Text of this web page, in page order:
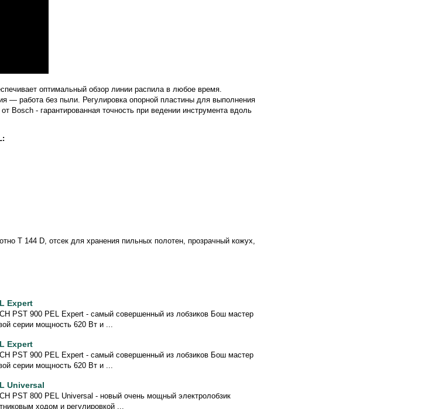
оптимальный обзор линии распила в любое время.
— работа без пыли. Регулировка опорной пластины для выполнения
Bosch - гарантированная точность при ведении инструмента вдоль
T 144 D, отсек для хранения пильных полотен, прозрачный кожух,
Expert
PST 900 PEL Expert - самый совершенный из лобзиков Бош мастер
серии мощность 620 Вт и ...
Expert
PST 900 PEL Expert - самый совершенный из лобзиков Бош мастер
серии мощность 620 Вт и ...
Universal
PST 800 PEL Universal - новый очень мощный электролобзик
ходом и регулировкой ...